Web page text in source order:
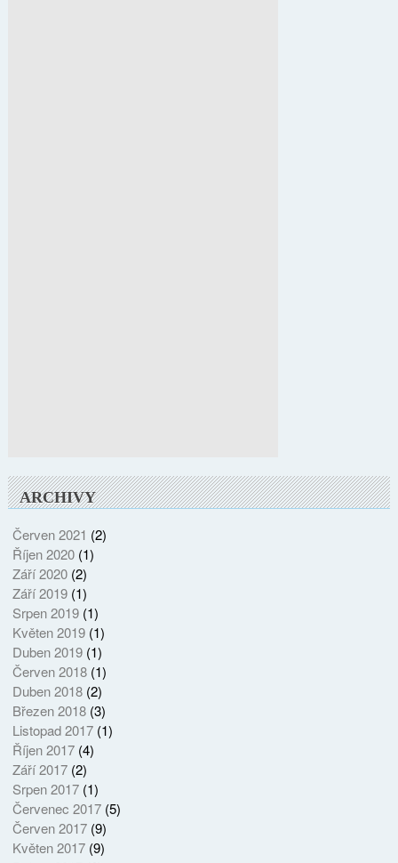
ARCHIVY
Červen 2021 (2)
Říjen 2020(1)
Září 2020(2)
Září 2019(1)
Srpen 2019(1)
Květen 2019(1)
Duben 2019(1)
Červen 2018(1)
Duben 2018(2)
Březen 2018(3)
Listopad 2017(1)
Říjen 2017(4)
Září 2017(2)
Srpen 2017(1)
Červenec 2017(5)
Červen 2017(9)
Květen 2017(9)